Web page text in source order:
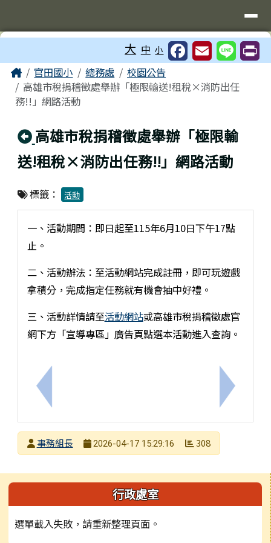
大 中 小
主內容區域
Home官田國小 總務處
校園公告
高雄市稅捐稽徵處舉辦「極限輸送!租稅×消防出任
務!!」網路活動
回上頁
高雄市稅捐稽徵處舉辦「極限輸
送!租稅×消防出任務!!」網路活動
標籤： 活動
上一筆：高雄市稅捐稽徵處舉辦「AI召集令！稅與
一、活動期間：即日起至115年6月10日下午17點
止。
二、活動辦法：至活動網站完成註冊，即可玩遊戲
拿積分，完成指定任務就有機會抽中好禮。
三、活動詳情請至活動網站或高雄市稅捐稽徵處官
網下方「宣導專區」廣告頁點選本活動進入查詢。
下一筆：
發布者事務組長
2026-04-17 15:29:16 308
左邊區域內容 行政處室
選單載入失敗，請重新整理頁面。
頁尾區域